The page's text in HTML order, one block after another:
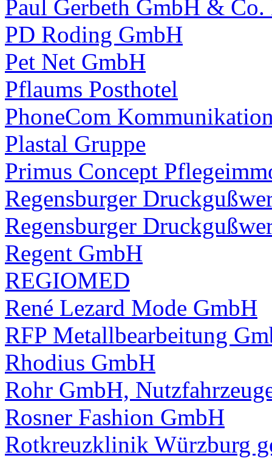
Paul Gerbeth GmbH &
PD Roding GmbH
Pet Net GmbH
Pflaums Posthotel
PhoneCom
Plastal Gruppe
Primus Concept
Regensburger
Regensburger
Regent GmbH
REGIOMED
René Lezard Mode GmbH
RFP Metallbearbeitung
Rhodius GmbH
Rohr GmbH,
Rosner Fashion GmbH
Rotkreuzklinik Würzburg